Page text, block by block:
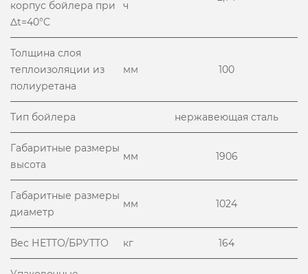
корпус бойлера при
Δt=40°C
ч
Толщина слоя
теплоизоляции из
полиуретана
мм 100
Тип бойлера нержавеющая сталь
Габаритные размеры
высота
мм 1906
Габаритные размеры
диаметр
мм 1024
Вес НЕТТО/БРУТТО кг 164